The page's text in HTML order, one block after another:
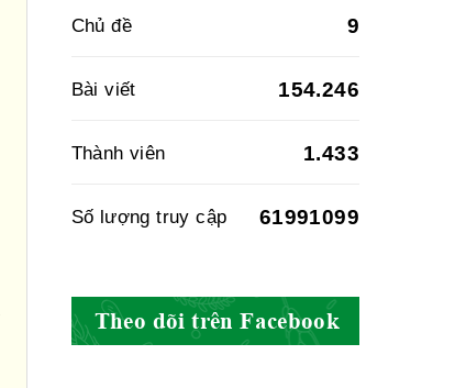
nghiệp dược Việt
Hội Đông Y Việt
Chủ đề 9
Bài viết 154.246
Thành viên 1.433
Số lượng truy cập 61991099
Theo dõi trên Facebook